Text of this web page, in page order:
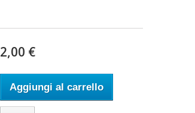
2,00 €
Aggiungi al carrello